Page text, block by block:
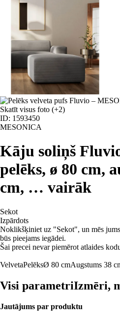
Skatīt visus foto (+2)
ID: 1593450
MESONICA
Kāju soliņš
pelēks, ø 80 cm,
cm, … vairāk
Sekot
Izpārdots
Noklikšķiniet uz "Sekot", un mēs
būs pieejams iegādei.
Šai precei nevar piemērot atlaides
VelvetaPelēksØ 80 cmAugstums 38
Visi parametriIzmēri,
Jautājums par produktu